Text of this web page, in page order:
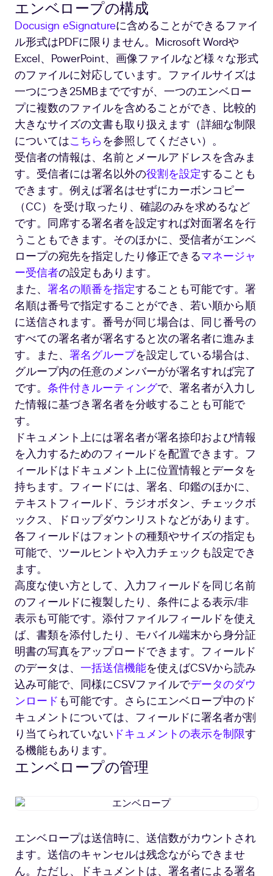
エンベロープの構成
Docusign eSignatureに含めることができるファイ
ル形式はPDFに限りません。Microsoft Wordや
Excel、PowerPoint、画像ファイルなど様々な形式
のファイルに対応しています。ファイルサイズは
一つにつき25MBまでですが、一つのエンベロー
プに複数のファイルを含めることができ、比較的
大きなサイズの文書も取り扱えます（詳細な制限
についてはこちらを参照してください）。
受信者の情報は、名前とメールアドレスを含みま
す。受信者には署名以外の役割を設定することも
できます。例えば署名はせずにカーボンコピー
（CC）を受け取ったり、確認のみを求めるなど
です。同席する署名者を設定すれば対面署名を行
うこともできます。そのほかに、受信者がエンベ
ロープの宛先を指定したり修正できるマネージャ
ー受信者の設定もあります。
また、 署名の順番を指定することも可能です。署
名順は番号で指定することができ、若い順から順
に送信されます。番号が同じ場合は、同じ番号の
すべての署名者が署名すると次の署名者に進みま
す。また、 署名グループを設定している場合は、
グループ内の任意のメンバーがが署名すれば完了
です。 条件付きルーティングで、署名者が入力し
た情報に基づき署名者を分岐することも可能で
す。
ドキュメント上には署名者が署名捺印および情報
を入力するためのフィールドを配置できます。フ
ィールドはドキュメント上に位置情報とデータを
持ちます。フィードには、署名、印鑑のほかに、
テキストフィールド、ラジオボタン、チェックボ
ックス、ドロップダウンリストなどがあります。
各フィールドはフォントの種類やサイズの指定も
可能で、ツールヒントや入力チェックも設定でき
ます。
高度な使い方として、入力フィールドを同じ名前
のフィールドに複製したり、条件による表示/非
表示も可能です。添付ファイルフィールドを使え
ば、書類を添付したり、モバイル端末から身分証
明書の写真をアップロードできます。フィールド
のデータは、 一括送信機能を使えばCSVから読み
込み可能で、同様にCSVファイルでデータのダウ
ンロード も可能です。さらにエンベロープ中のド
キュメントについては、フィールドに署名者が割
り当てられていない ドキュメントの表示を制限す
る機能もあります。
エンベロープの管理
エ
ロ
ー
プ
エンベロープは送信時に、送信数がカウントされ
ます。送信のキャンセルは残念ながらできませ
ん。ただし、ドキュメントは、署名者による署名